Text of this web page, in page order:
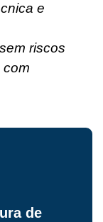
e
riscos
com
de